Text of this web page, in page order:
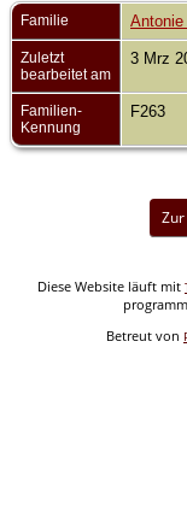
Familie
Zuletzt
bearbeitet am
3 Mrz
Familien-
Kennung
F263
Diese Website läuft mit
Betreut von